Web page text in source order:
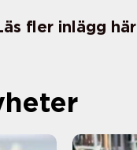
fler inlägg här